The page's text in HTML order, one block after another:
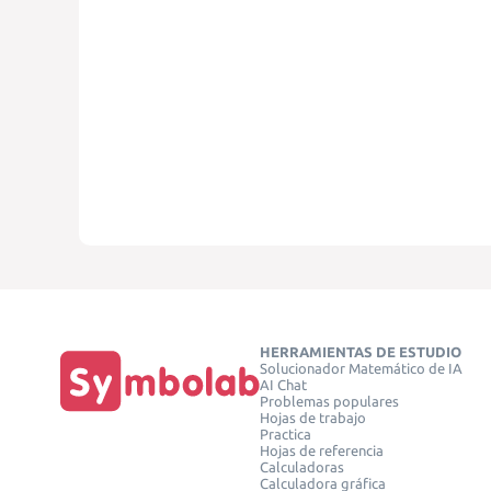
HERRAMIENTAS DE ESTUDIO
Solucionador Matemático de IA
AI Chat
Problemas populares
Hojas de trabajo
Practica
Hojas de referencia
Calculadoras
Calculadora gráfica